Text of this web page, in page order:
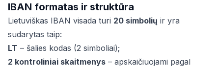
IBAN formatas ir struktūra
Lietuviškas IBAN visada turi 20 simbolių ir yra
sudarytas taip:
LT – šalies kodas (2 simboliai);
2 kontroliniai skaitmenys – apskaičiuojami pagal